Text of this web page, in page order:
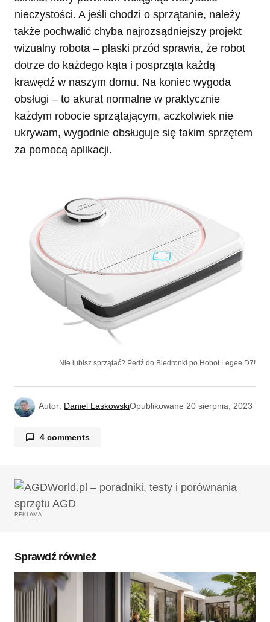
nieczystości. A jeśli chodzi o sprzątanie, należy
także pochwalić chyba najrozsądniejszy projekt
wizualny robota – płaski przód sprawia, że robot
dotrze do każdego kąta i posprząta każdą
krawędź w naszym domu. Na koniec wygoda
obsługi – to akurat normalne w praktycznie
każdym robocie sprzątającym, aczkolwiek nie
ukrywam, wygodnie obsługuje się takim sprzętem
za pomocą aplikacji.
Nie lubisz sprzątać? Pędź do Biedronki po Hobot Legee D7!
Autor: Daniel LaskowskiOpublikowane 20 sierpnia, 2023
4 comments
Promocje kuszą ale jak już jest irobot w domu to
po co mi drugi
Daniel Laskowski
Jak ktoś ma dom, to jeden nie wystarczy 😛
REKLAMA
Sprawdź również